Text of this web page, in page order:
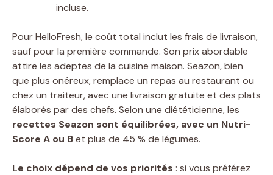
incluse.
Pour HelloFresh, le coût total inclut les frais de livraison,
sauf pour la première commande. Son prix abordable
attire les adeptes de la cuisine maison. Seazon, bien
que plus onéreux, remplace un repas au restaurant ou
chez un traiteur, avec une livraison gratuite et des plats
élaborés par des chefs. Selon une diététicienne, les
recettes Seazon sont équilibrées, avec un Nutri-
Score A ou Bet plus de 45 % de légumes.
Le choix dépend de vos priorités : si vous préférez